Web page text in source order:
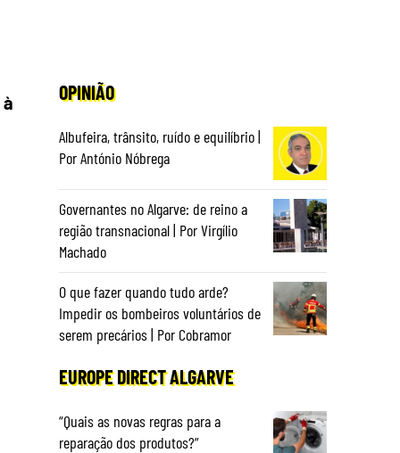
OPINIÃO
Albufeira, trânsito, ruído e equilíbrio |
Por António Nóbrega
Governantes no Algarve: de reino a
região transnacional | Por Virgílio
Machado
O que fazer quando tudo arde?
Impedir os bombeiros voluntários de
serem precários | Por Cobramor
EUROPE DIRECT ALGARVE
“Quais as novas regras para a
reparação dos produtos?”